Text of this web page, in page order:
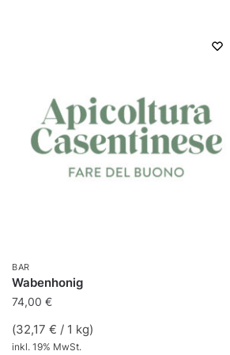
BAR
Wabenhonig
74,00 €
(32,17 € / 1 kg)
inkl. 19% MwSt.